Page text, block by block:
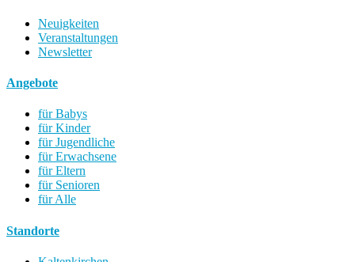
Neuigkeiten
Veranstaltungen
Newsletter
Angebote
für Babys
für Kinder
für Jugendliche
für Erwachsene
für Eltern
für Senioren
für Alle
Standorte